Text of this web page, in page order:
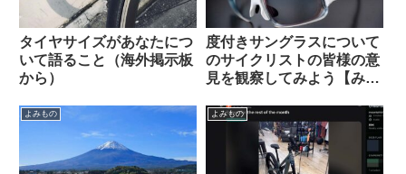
タイヤサイズがあなたにつ
いて語ること（海外掲示板
から）
度付きサングラスについて
のサイクリストの皆様の意
見を観察してみよう【みん
い。】
よみもの よみもの